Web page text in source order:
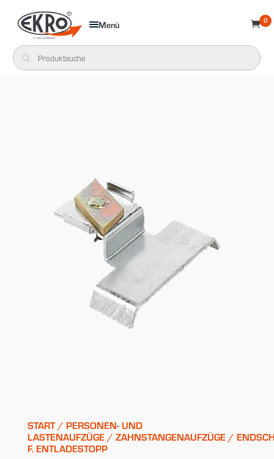
Menü  0
START/ PERSONEN- UND
LASTENAUFZÜGE/ ZAHNSTANGENAUFZÜGE/
F. ENTLADESTOPP